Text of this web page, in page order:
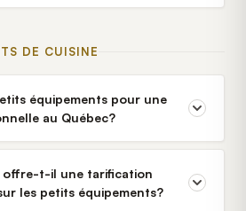
DE CUISINE
équipements pour une
au Québec?
offre-t-il une tarification
les petits équipements?